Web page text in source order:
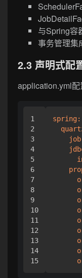
与Spring容
事务管理集
2.3 声明式配
application.yml配
1
2
3
4
5
6
7
8
9
10
11
12
13
14
spring: